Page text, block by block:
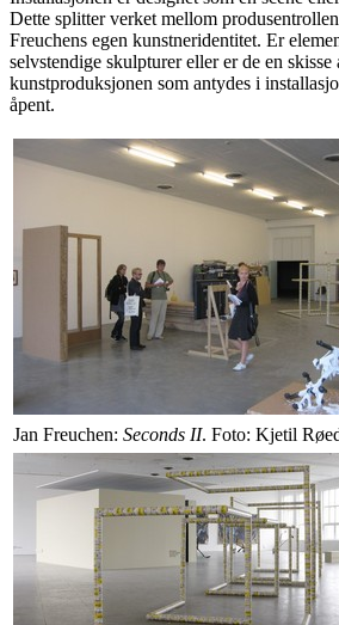
Dette splitter verket mellom
Freuchens egen kunstneridentitet. Er
selvstendige skulpturer eller er de en skisse
kunstproduksjonen som antydes i
åpent.
Jan Freuchen: Seconds II. Foto: Kjetil